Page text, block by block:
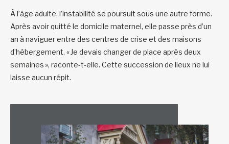
À l’âge adulte, l’instabilité se poursuit sous une autre forme.
Après avoir quitté le domicile maternel, elle passe près d’un
an à naviguer entre des centres de crise et des maisons
d’hébergement. « Je devais changer de place après deux
semaines », raconte-t-elle. Cette succession de lieux ne lui
laisse aucun répit.